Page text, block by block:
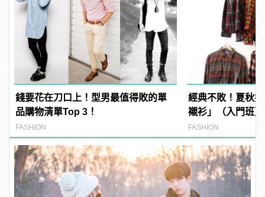
錢要花在刀口上！型男最值得敗的單
品購物清單Top 3！
FASHION
經典不敗！夏秋
襯衫」（入門班）
FASHION